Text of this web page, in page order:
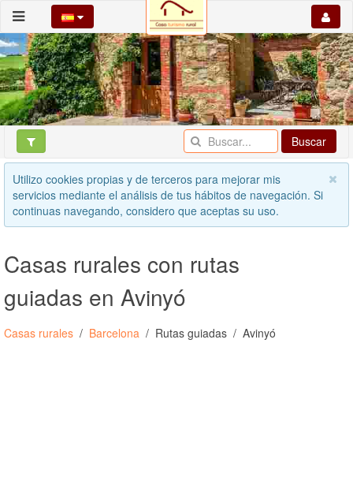
Buscar
Utilizo cookies propias y de terceros para mejorar mis
servicios mediante el análisis de tus hábitos de navegación. Si
continuas navegando, considero que aceptas su uso.
Casas rurales con rutas
guiadas en Avinyó
Casas rurales Barcelona Rutas guiadas Avinyó